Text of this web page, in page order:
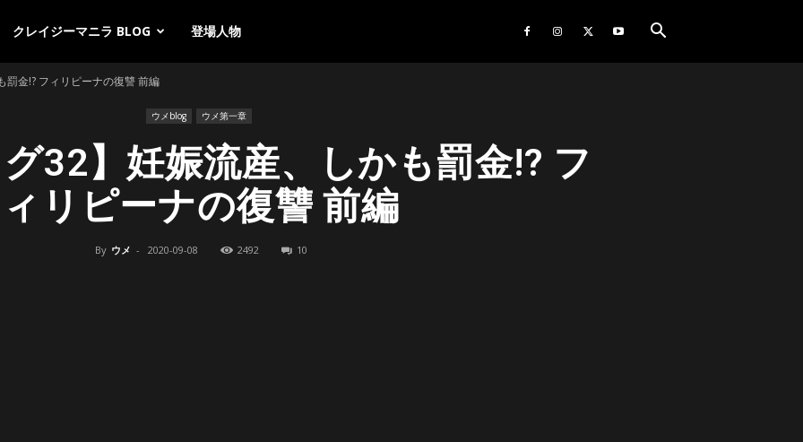
クレイジーマニラ BLOG 登場人物
金!? フィリピーナの復讐 前編
ウメblog ウメ第一章
32】妊娠流産、しかも罰金!? フ
ィリピーナの復讐 前編
By ウメ - 2020-09-08 2492 10